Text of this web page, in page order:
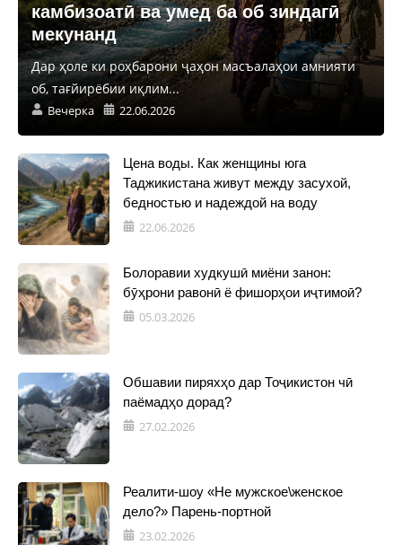
камбизоатӣ ва умед ба об зиндагӣ
мекунанд
Дар ҳоле ки роҳбарони ҷаҳон масъалаҳои амнияти
об, тағйирёбии иқлим...
Вечерка 22.06.2026
Цена воды. Как женщины юга
Таджикистана живут между засухой,
бедностью и надеждой на воду
22.06.2026
Болоравии худкушӣ миёни занон:
бӯҳрони равонӣ ё фишорҳои иҷтимоӣ?
05.03.2026
Обшавии пиряхҳо дар Тоҷикистон чӣ
паёмадҳо дорад?
27.02.2026
Реалити-шоу «Не мужское\женское
дело?» Парень-портной
23.02.2026